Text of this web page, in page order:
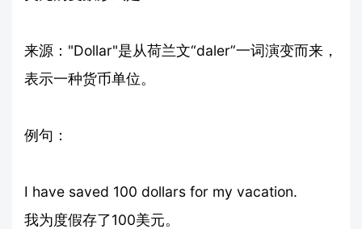
来源："Dollar"是从荷兰文“daler”一词演变而来，
表示一种货币单位。
例句：
I have saved 100 dollars for my vacation.
我为度假存了100美元。